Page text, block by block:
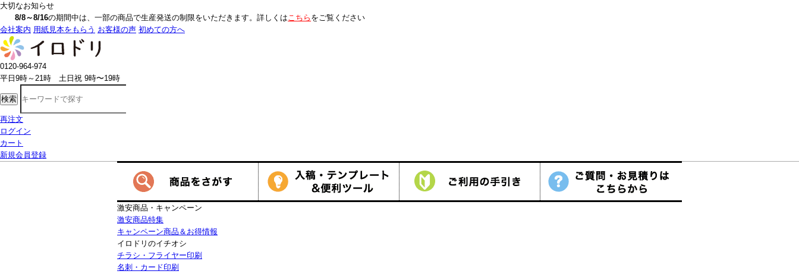
大切なお知らせ
8/8～8/16の期間中は、一部の商品で生産発送の制限をいただきます。詳しくは こちら をご覧ください
会社案内 用紙見本をもらう お客様の声 初めての方へ
0120-964-974
平日9時～21時 土日祝 9時〜19時
検索
再注文
ログイン
カート
新規会員登録
激安商品・キャンペーン
激安商品特集
キャンペーン商品＆お得情報
イロドリのイチオシ
チラシ・フライヤー印刷
名刺・カード印刷